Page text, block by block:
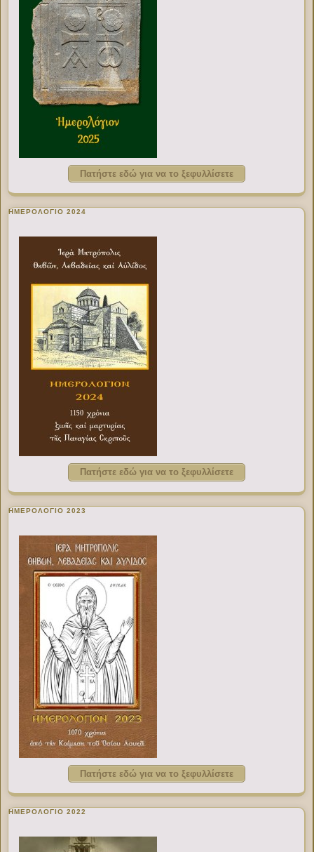
Πατήστε εδώ για να το ξεφυλλίσετε
ΗΜΕΡΟΛΟΓΙΟ 2024
Πατήστε εδώ για να το ξεφυλλίσετε
ΗΜΕΡΟΛΟΓΙΟ 2023
Πατήστε εδώ για να το ξεφυλλίσετε
ΗΜΕΡΟΛΟΓΙΟ 2022